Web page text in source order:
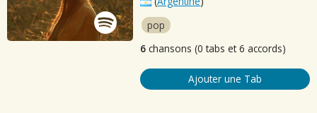
pop
6 chansons (0 tabs et 6 accords)
Ajouter une Tab